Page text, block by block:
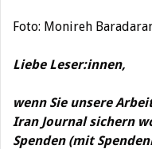
Foto: Monireh
Liebe Leser:innen,
wenn Sie unsere
Iran Journal sichern
Spenden (mit